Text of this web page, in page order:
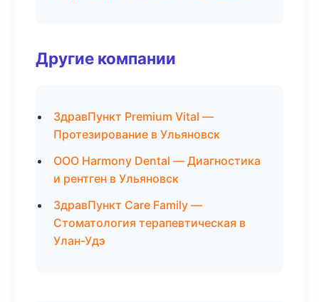
Другие компании
ЗдравПункт Premium Vital —
Протезирование в Ульяновск
ООО Harmony Dental — Диагностика
и рентген в Ульяновск
ЗдравПункт Care Family —
Стоматология терапевтическая в
Улан-Удэ